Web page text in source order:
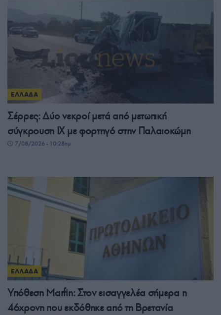
ΕΛΛΑΔΑ
Σέρρες: Δύο νεκροί μετά από μετωπική
σύγκρουση ΙΧ με φορτηγό στην Παλαιοκώμη
7/08/2026 - 10:28πμ
ΕΛΛΑΔΑ
Υπόθεση Marfin: Στον εισαγγελέα σήμερα η
46χρονη που εκδόθηκε από τη Βρετανία